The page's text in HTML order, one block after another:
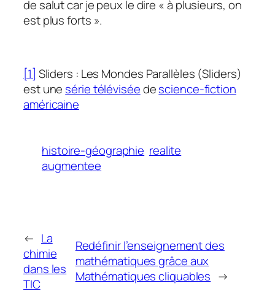
de salut car je peux le dire « à plusieurs, on
est plus forts ».
[1] Sliders : Les Mondes Parallèles (Sliders)
est une série téléviséedescience-fiction
américaine
histoire-géographie realite
augmentee
← La
chimie
dans les
TIC
Redéfinir l’enseignement des
mathématiques grâce aux
Mathématiques cliquables →